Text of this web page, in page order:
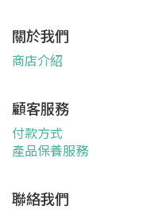
關於我們
商店介紹
顧客服務
付款方式
產品保養服務
聯絡我們